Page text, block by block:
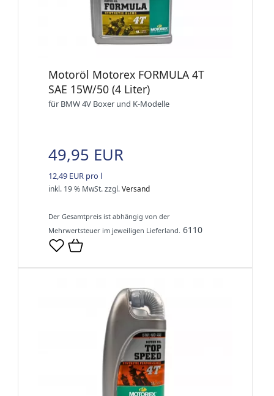
Motoröl Motorex FORMULA 4T
SAE 15W/50 (4 Liter)
für BMW 4V Boxer und K-Modelle
49,95 EUR
12,49 EUR pro l
inkl. 19 % MwSt.zzgl.Versand
Der Gesamtpreis ist abhängig von der
Mehrwertsteuer im jeweiligen Lieferland. 6110